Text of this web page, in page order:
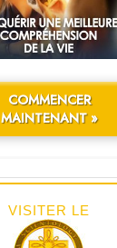
COMMENCER
MAINTENANT »
VISITER LE